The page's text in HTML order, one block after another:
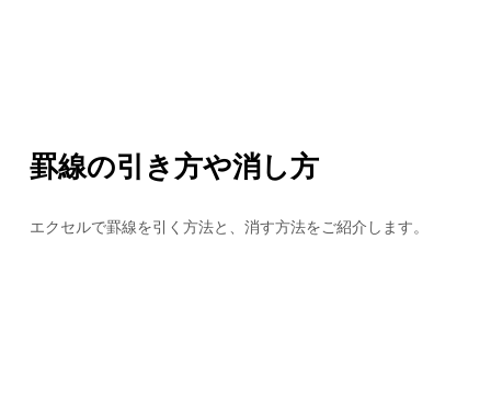
罫線の引き方や消し方
エクセルで罫線を引く方法と、消す方法をご紹介します。